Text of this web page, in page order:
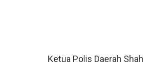
Ketua Polis Daerah